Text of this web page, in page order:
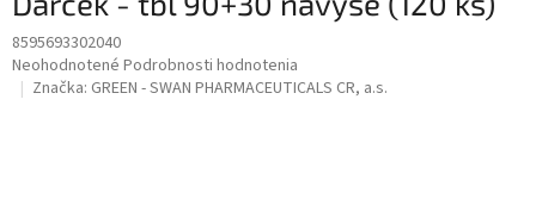
8595693302040
Priemerné
hodnotenie
Neohodnotené Podrobnosti hodnotenia
Značka: GREEN - SWAN PHARMACEUTICALS CR, a.s.